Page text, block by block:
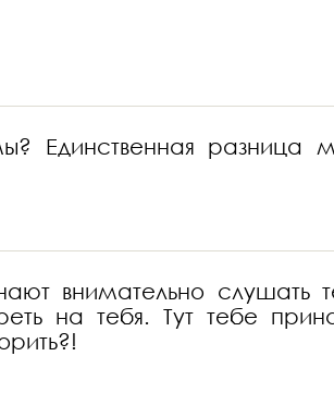
Единственная разница
внимательно слушать
на тебя. Тут тебе